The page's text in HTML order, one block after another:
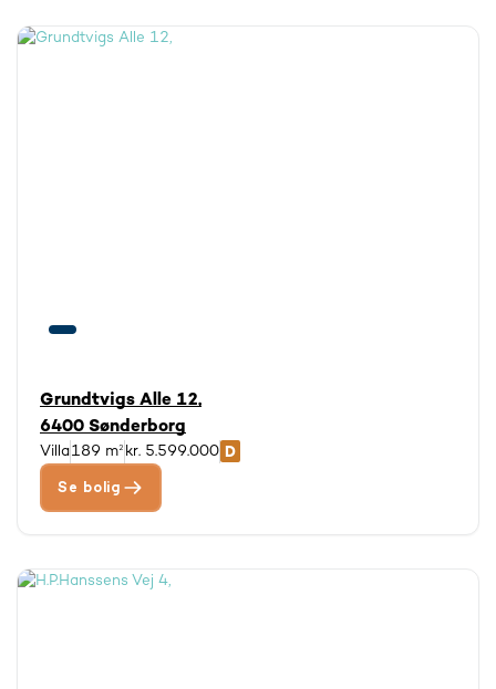
Grundtvigs Alle 12,
6400 Sønderborg
Villa189 m² kr. 5.599.000
Se bolig